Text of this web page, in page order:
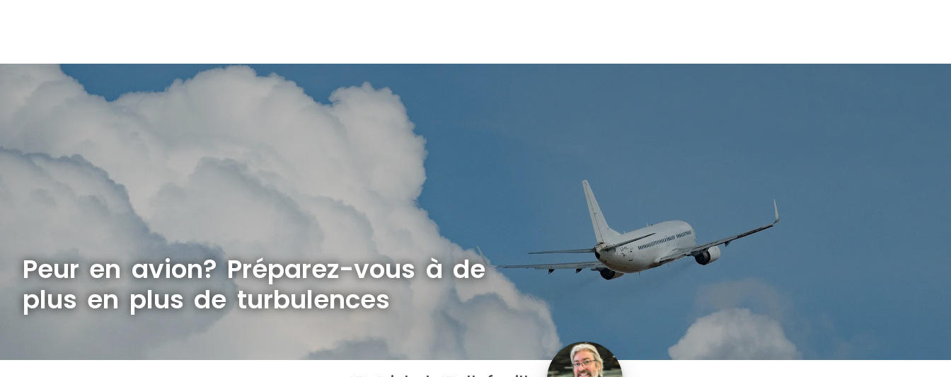
Peur en avion? Préparez-vous à de
plus en plus de turbulences